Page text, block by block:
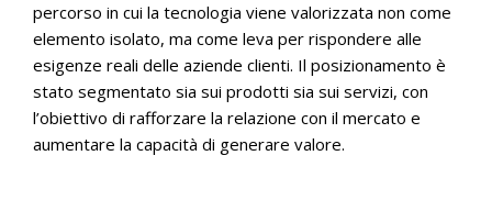
percorso in cui la tecnologia viene valorizzata non come
elemento isolato, ma come leva per rispondere alle
esigenze reali delle aziende clienti. Il posizionamento è
stato segmentato sia sui prodotti sia sui servizi, con
l’obiettivo di rafforzare la relazione con il mercato e
aumentare la capacità di generare valore.